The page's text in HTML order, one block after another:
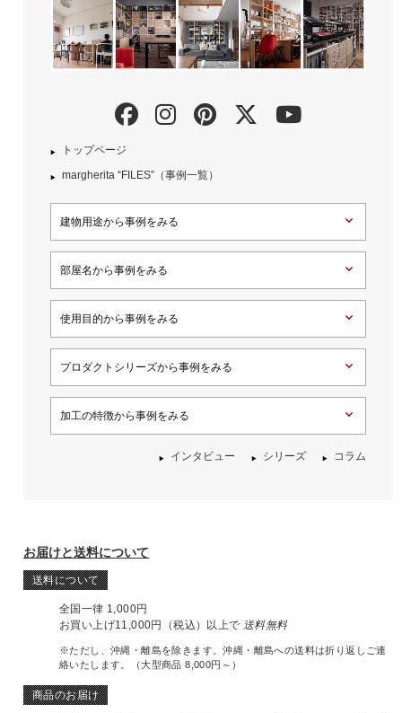
トップページ
margherita “FILES”（事例一覧）
建物用途から事例をみる
部屋名から事例をみる
使用目的から事例をみる
プロダクトシリーズから事例をみる
加工の特徴から事例をみる
インタビュー シリーズ コラム
お届けと送料について
送料について
全国一律 1,000円
お買い上げ11,000円（税込）以上で 送料無料
※ただし、沖縄・離島を除きます。沖縄・離島への送料は折り返しご連
絡いたします。（大型商品 8,000円～）
商品のお届け